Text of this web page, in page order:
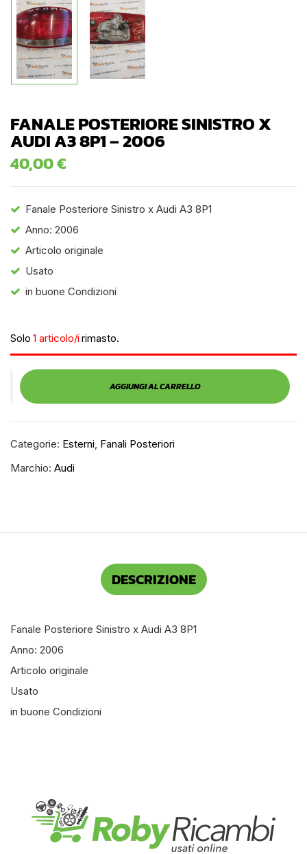
FANALE POSTERIORE SINISTRO X
AUDI A3 8P1 – 2006
40,00€
Fanale Posteriore Sinistro x Audi A3 8P1
Anno: 2006
Articolo originale
Usato
in buone Condizioni
Solo 1 articolo/i rimasto.
AGGIUNGI AL CARRELLO
Categorie: Esterni Fanali Posteriori
Marchio: Audi
DESCRIZIONE
Fanale Posteriore Sinistro x Audi A3 8P1
Anno: 2006
Articolo originale
Usato
in buone Condizioni